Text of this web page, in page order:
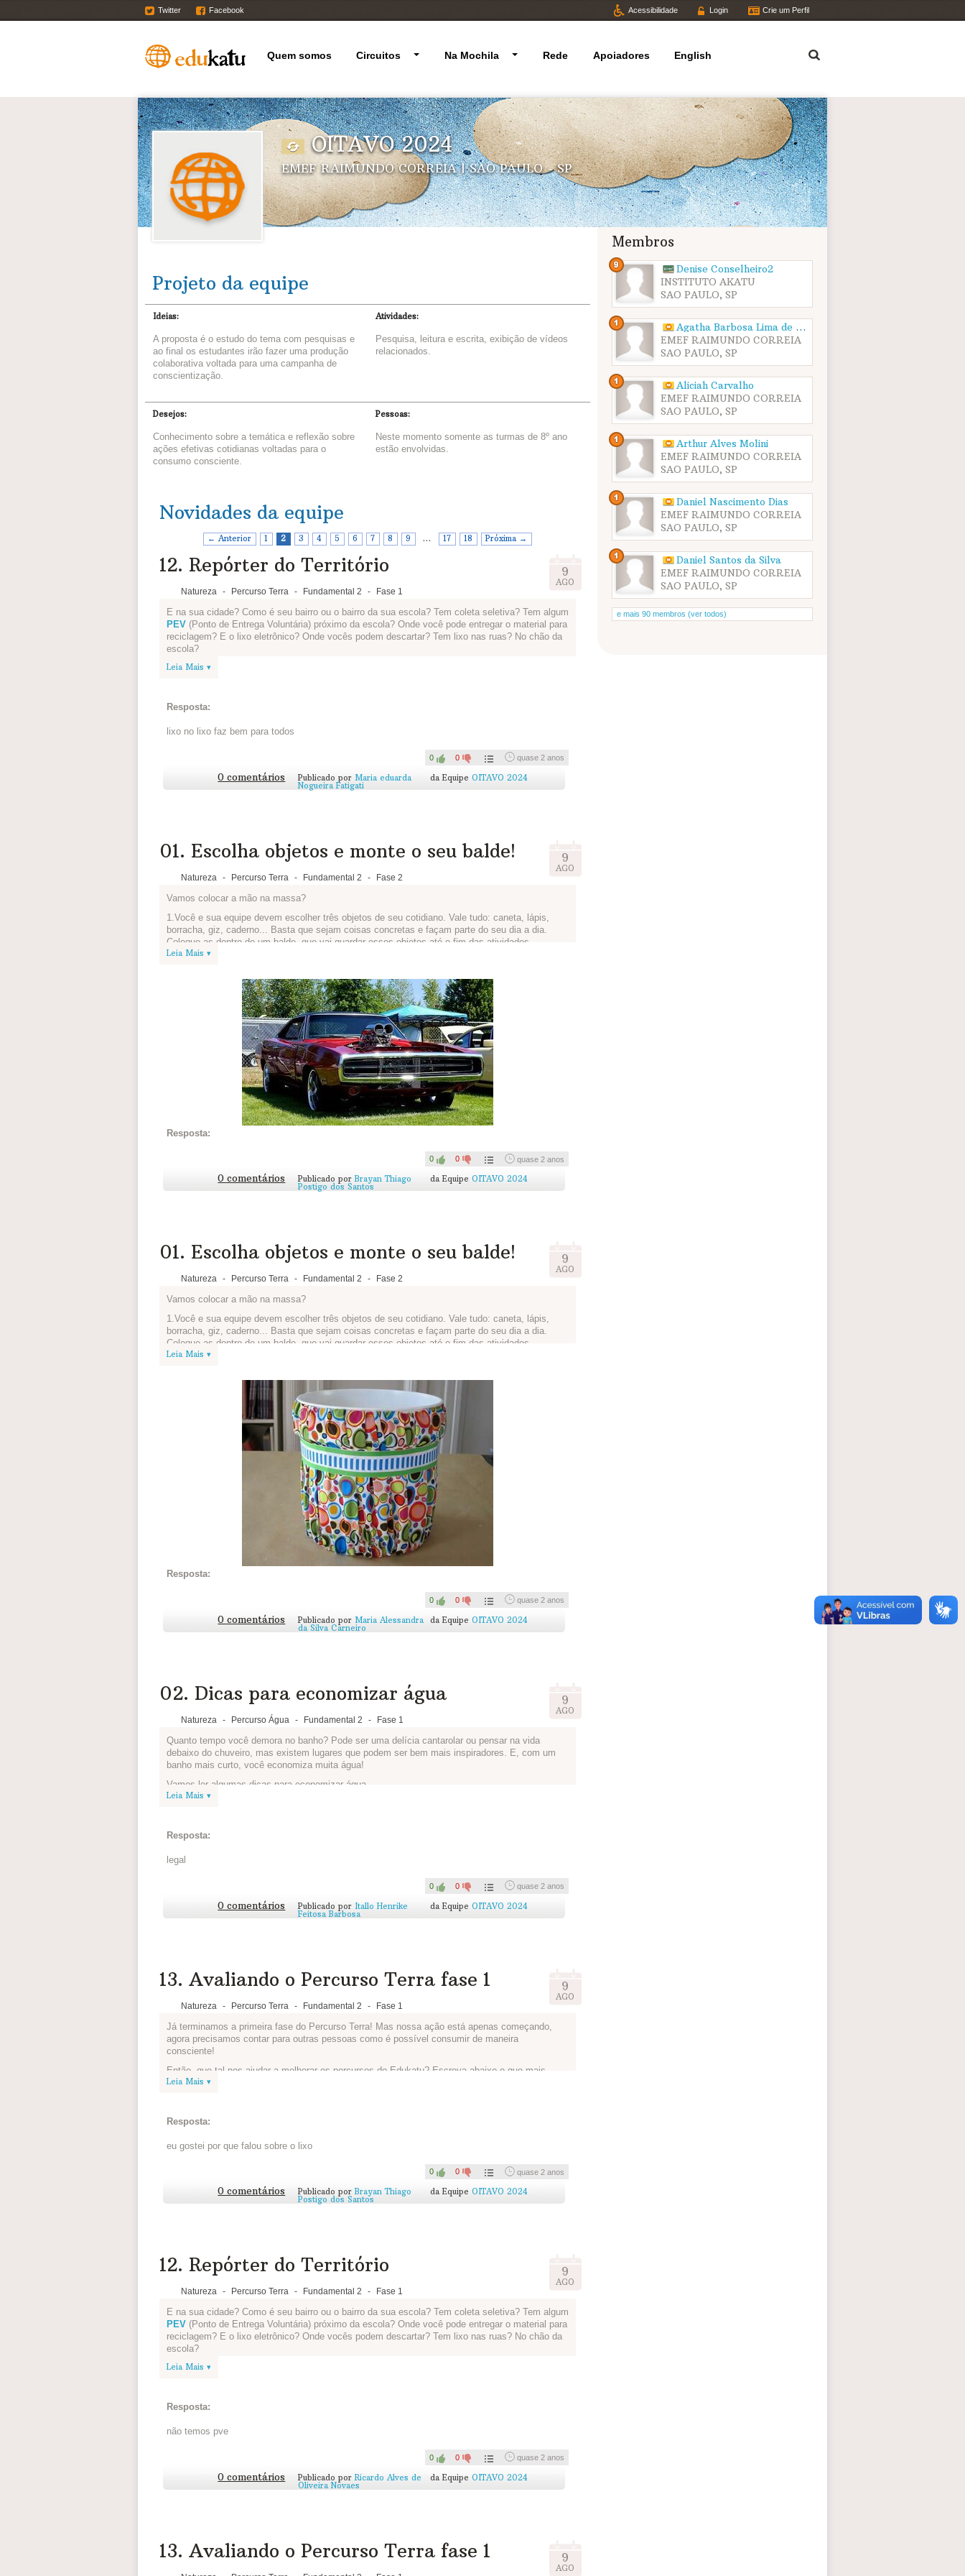
Twitter Facebook Acessibilidade Login Crie um Perfil
Quem somos Circuitos Na Mochila Rede Apoiadores English Termo
OITAVO 2024
EMEF RAIMUNDO CORREIA | SAO PAULO - SP
Projeto da equipe
Ideias:
A proposta é o estudo do tema com pesquisas e
ao final os estudantes irão fazer uma produção
colaborativa voltada para uma campanha de
conscientização.
Atividades:
Pesquisa, leitura e escrita, exibição de vídeos
relacionados.
Desejos:
Conhecimento sobre a temática e reflexão sobre
ações efetivas cotidianas voltadas para o
consumo consciente.
Pessoas:
Neste momento somente as turmas de 8º ano
estão envolvidas.
Novidades da equipe
← Anterior 1 2 3 4 5 6 7 8 9 … 17 18 Próxima →
12. Repórter do Território
Natureza - Percurso Terra - Fundamental 2 - Fase 1
9
AGO
E na sua cidade? Como é seu bairro ou o bairro da sua escola? Tem coleta seletiva? Tem algum
PEV (Ponto de Entrega Voluntária) próximo da escola? Onde você pode entregar o material para
reciclagem? E o lixo eletrônico? Onde vocês podem descartar? Tem lixo nas ruas? No chão da
escola?
Reúna sua equipe levantes essas e outras questões que vocês acharem interessantes e façam
Depois vocês podem disponibilizar o jornal para todos da escola num mural da sala, da escola
que pode ser melhorado.
Jornal do Pequeno Cidadão
Leia Mais ▾
Resposta:
lixo no lixo faz bem para todos
0 0 quase 2 anos
0 comentários Publicado por Maria eduarda
Nogueira Fatigati
da Equipe OITAVO 2024
01. Escolha objetos e monte o seu balde!
Natureza - Percurso Terra - Fundamental 2 - Fase 2
9
AGO
Vamos colocar a mão na massa?
1.Você e sua equipe devem escolher três objetos de seu cotidiano. Vale tudo: caneta, lápis,
borracha, giz, caderno... Basta que sejam coisas concretas e façam parte do seu dia a dia.
Coloque-as dentro de um balde, que vai guardar esses objetos até o fim das atividades.
Terminou? Tire uma foto e publique aqui pra gente ver como ficou!
Leia Mais ▾
Resposta:
0 0 quase 2 anos
0 comentários Publicado por Brayan Thiago
Postigo dos Santos
da Equipe OITAVO 2024
01. Escolha objetos e monte o seu balde!
Natureza - Percurso Terra - Fundamental 2 - Fase 2
9
AGO
Vamos colocar a mão na massa?
1.Você e sua equipe devem escolher três objetos de seu cotidiano. Vale tudo: caneta, lápis,
borracha, giz, caderno... Basta que sejam coisas concretas e façam parte do seu dia a dia.
Coloque-as dentro de um balde, que vai guardar esses objetos até o fim das atividades.
Terminou? Tire uma foto e publique aqui pra gente ver como ficou!
Leia Mais ▾
Resposta:
0 0 quase 2 anos
0 comentários Publicado por Maria Alessandra
da Silva Carneiro
da Equipe OITAVO 2024
02. Dicas para economizar água
Natureza - Percurso Água - Fundamental 2 - Fase 1
9
AGO
Quanto tempo você demora no banho? Pode ser uma delícia cantarolar ou pensar na vida
debaixo do chuveiro, mas existem lugares que podem ser bem mais inspiradores. E, com um
banho mais curto, você economiza muita água!
Vamos ler algumas dicas para economizar água.
Leia Mais ▾
Resposta:
legal
0 0 quase 2 anos
0 comentários Publicado por Itallo Henrike
Feitosa Barbosa
da Equipe OITAVO 2024
13. Avaliando o Percurso Terra fase 1
Natureza - Percurso Terra - Fundamental 2 - Fase 1
9
AGO
Já terminamos a primeira fase do Percurso Terra! Mas nossa ação está apenas começando,
agora precisamos contar para outras pessoas como é possível consumir de maneira
consciente!
Então, que tal nos ajudar a melhorar os percursos do Edukatu? Escreva abaixo o que mais
gostou de aprender sobre o uso consciente dos recursos naturais e o que podemos melhorar.
Leia Mais ▾
Resposta:
eu gostei por que falou sobre o lixo
0 0 quase 2 anos
0 comentários Publicado por Brayan Thiago
Postigo dos Santos
da Equipe OITAVO 2024
12. Repórter do Território
Natureza - Percurso Terra - Fundamental 2 - Fase 1
9
AGO
E na sua cidade? Como é seu bairro ou o bairro da sua escola? Tem coleta seletiva? Tem algum
PEV (Ponto de Entrega Voluntária) próximo da escola? Onde você pode entregar o material para
reciclagem? E o lixo eletrônico? Onde vocês podem descartar? Tem lixo nas ruas? No chão da
escola?
Reúna sua equipe levantes essas e outras questões que vocês acharem interessantes e façam
Depois vocês podem disponibilizar o jornal para todos da escola num mural da sala, da escola
que pode ser melhorado.
Jornal do Pequeno Cidadão
Leia Mais ▾
Resposta:
não temos pve
0 0 quase 2 anos
0 comentários Publicado por Ricardo Alves de
Oliveira Novaes
da Equipe OITAVO 2024
13. Avaliando o Percurso Terra fase 1 9
AGO
Membros
Denise Conselheiro2
INSTITUTO AKATU
SAO PAULO, SP
Agatha Barbosa Lima de Almeida
EMEF RAIMUNDO CORREIA
SAO PAULO, SP
Aliciah Carvalho
EMEF RAIMUNDO CORREIA
SAO PAULO, SP
Arthur Alves Molini
EMEF RAIMUNDO CORREIA
SAO PAULO, SP
Daniel Nascimento Dias
EMEF RAIMUNDO CORREIA
SAO PAULO, SP
Daniel Santos da Silva
EMEF RAIMUNDO CORREIA
SAO PAULO, SP
e mais 90 membros (ver todos)